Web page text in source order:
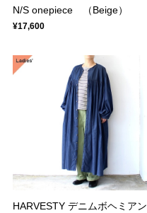
N/S onepiece （Beige）
¥17,600
HARVESTY デニムボヘミアン